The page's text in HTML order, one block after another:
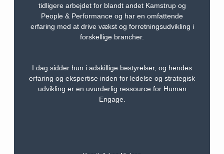
tidligere arbejdet for blandt andet Kamstrup og
People & Performance og har en omfattende
erfaring med at drive vækst og forretningsudvikling i
forskellige brancher.
I dag sidder hun i adskillige bestyrelser, og hendes
erfaring og ekspertise inden for ledelse og strategisk
udvikling er en uvurderlig ressource for Human
Engage.